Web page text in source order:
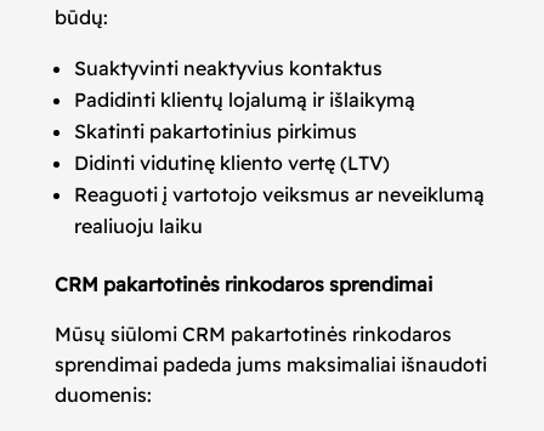
būdų:
Suaktyvinti neaktyvius kontaktus
Padidinti klientų lojalumą ir išlaikymą
Skatinti pakartotinius pirkimus
Didinti vidutinę kliento vertę (LTV)
Reaguoti į vartotojo veiksmus ar neveiklumą
realiuoju laiku
CRM pakartotinės rinkodaros sprendimai
Mūsų siūlomi CRM pakartotinės rinkodaros
sprendimai padeda jums maksimaliai išnaudoti
duomenis: